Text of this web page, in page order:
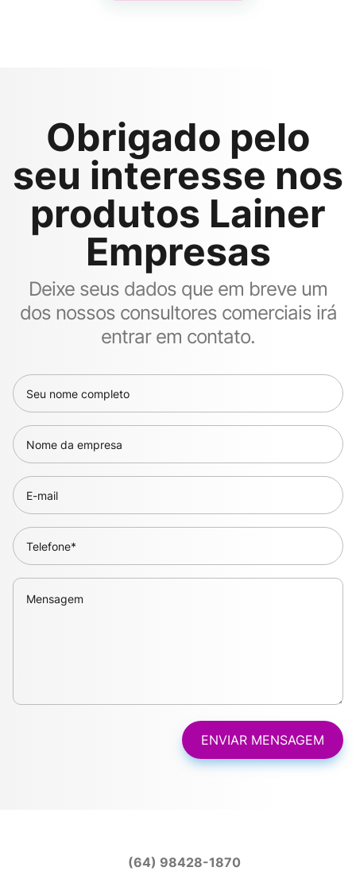
Obrigado pelo
seu interesse nos
produtos Lainer
Empresas
Deixe seus dados que em breve um
dos nossos consultores comerciais irá
entrar em contato.
ENVIAR MENSAGEM
(64) 98428-1870